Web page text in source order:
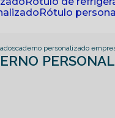
rótulo
caderno personalizado